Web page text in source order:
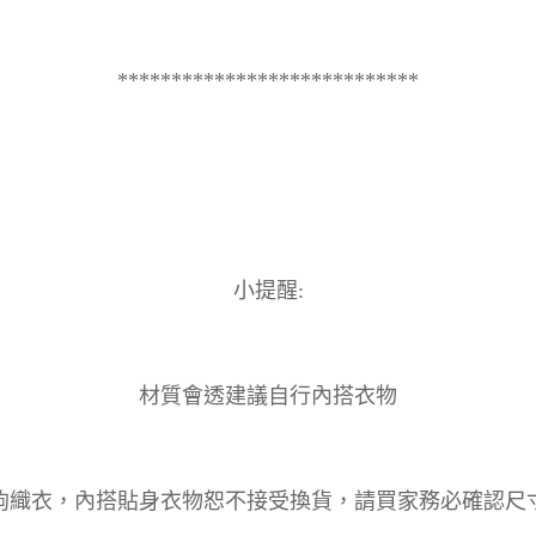
****************************
小提醒:
材質會透建議自行內搭衣物
織衣，內搭貼身衣物恕不接受換貨，請買家務必確認尺